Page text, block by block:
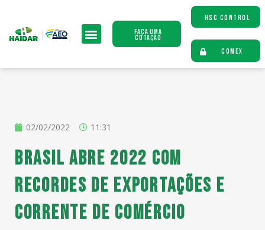
Faça uma
Cotação
HSC CONTROL
COMEX
02/02/2022 11:31
Brasil abre 2022 com
recordes de exportações e
corrente de comércio